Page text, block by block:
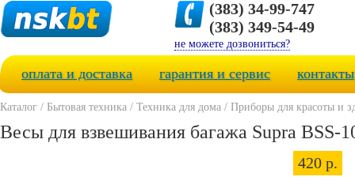
(383) 34-99-747
(383) 349-54-49
не можете дозвониться?
оплата и доставка гарантия и сервис контакты
Каталог / Бытовая техника / Техника для дома / Приборы для красоты и
Весы для взвешивания багажа Supra BSS-
420 р.